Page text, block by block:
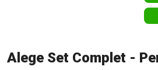
Alege Set Complet -